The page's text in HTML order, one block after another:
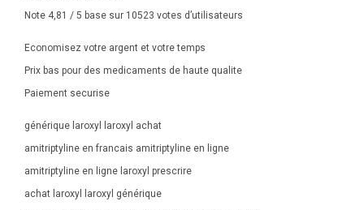
Note 4,81 / 5 base sur 10523 votes d’utilisateurs
Economisez votre argent et votre temps
Prix bas pour des medicaments de haute qualite
Paiement securise
générique laroxyl laroxyl achat
amitriptyline en francais amitriptyline en ligne
amitriptyline en ligne laroxyl prescrire
achat laroxyl laroxyl générique